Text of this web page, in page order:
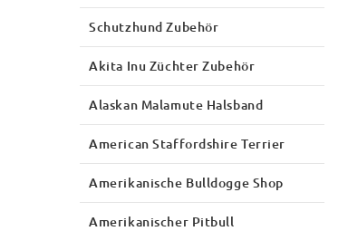
Schutzhund Zubehör
Akita Inu Züchter Zubehör
Alaskan Malamute Halsband
American Staffordshire Terrier
Amerikanische Bulldogge Shop
Amerikanischer Pitbull